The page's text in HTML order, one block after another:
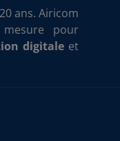
ans. Airicom
pour
digitale et